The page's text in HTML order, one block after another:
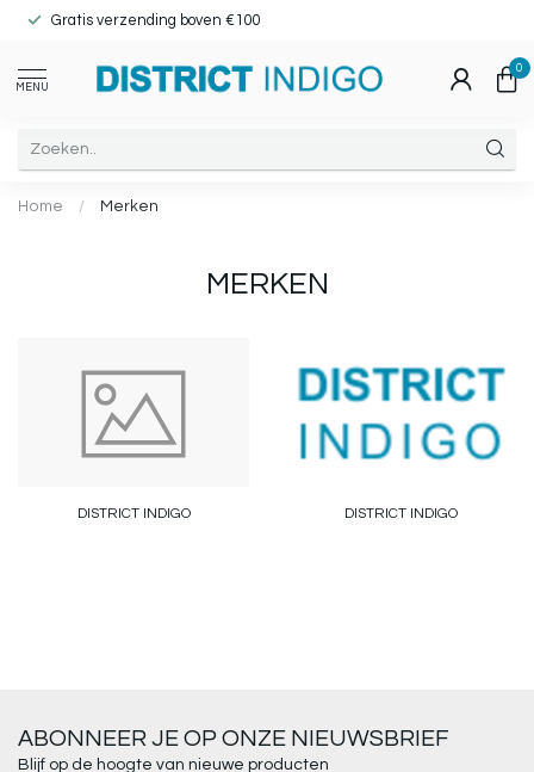
Gratis verzending boven €100
MENU
0
Home / Merken
MERKEN
DISTRICT INDIGO DISTRICT INDIGO
ABONNEER JE OP ONZE NIEUWSBRIEF
Blijf op de hoogte van nieuwe producten